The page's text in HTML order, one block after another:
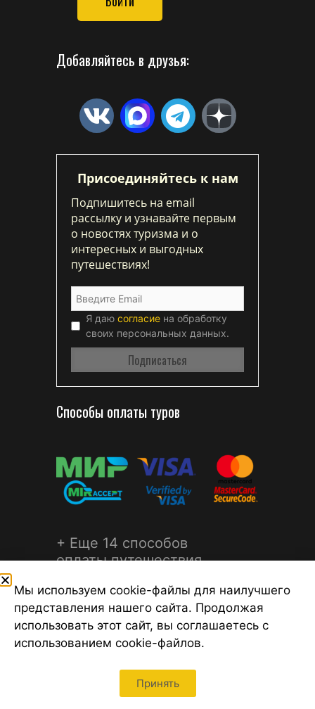
Добавляйтесь в друзья:
Присоединяйтесь к нам
Подпишитесь на email
рассылку и узнавайте первым
о новостях туризма и о
интересных и выгодных
путешествиях!
Я даю согласие на обработку
своих персональных данных.
Способы оплаты туров
+ Еще 14 способов
оплаты путешествия
©2026 Турагентство Турсфера - Поиск туров от надежных
Мы используем cookie-файлы для наилучшего
представления нашего сайта. Продолжая
использовать этот сайт, вы соглашаетесь с
использованием cookie-файлов.
Принять